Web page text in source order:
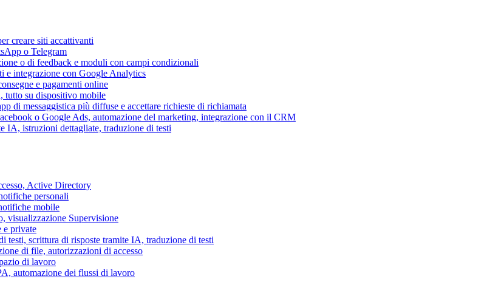
creare siti accattivanti
o Telegram
o di feedback e moduli con campi condizionali
e integrazione con Google Analytics
e pagamenti online
tutto su dispositivo mobile
di messaggistica più diffuse e accettare richieste di richiamata
o Google Ads, automazione del marketing, integrazione con il CRM
IA, istruzioni dettagliate, traduzione di testi
Active Directory
personali
mobile
visualizzazione Supervisione
e private
testi, scrittura di risposte tramite IA, traduzione di testi
di file, autorizzazioni di accesso
di lavoro
automazione dei flussi di lavoro